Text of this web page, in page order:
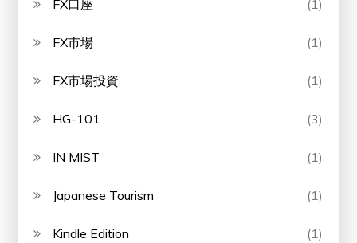
FX口座 (1)
FX市場 (1)
FX市場投資 (1)
HG-101 (3)
IN MIST (1)
Japanese Tourism (1)
Kindle Edition (1)